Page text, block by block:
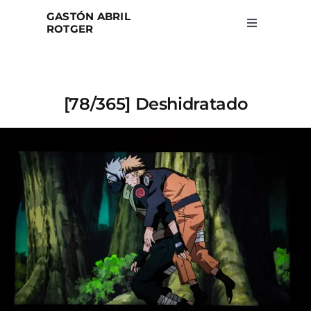
GASTÓN ABRIL
ROTGER
Toggle
Blog
About
Search
for:
[78/365] Deshidratado